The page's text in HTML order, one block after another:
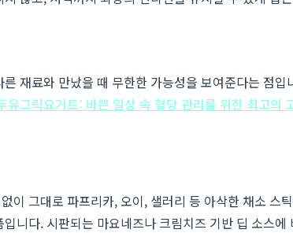
재료와 만났을 때 무한한 가능성을 보여준다는 점
유그릭요거트: 바쁜 일상 속 혈당 관리를 위한 최고의
이 그대로 파프리카, 오이, 샐러리 등 아삭한 채소 스
니다. 시판되는 마요네즈나 크림치즈 기반 딥 소스